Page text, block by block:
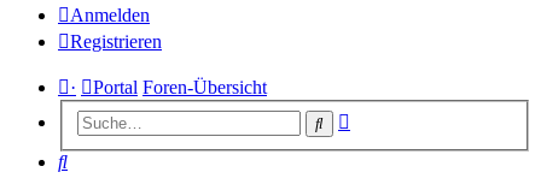
Anmelden
Registrieren
· Portal Foren-Übersicht
Suche
Suche